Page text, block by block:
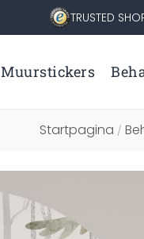
TRUSTED
Muurstickers
Startpagina /